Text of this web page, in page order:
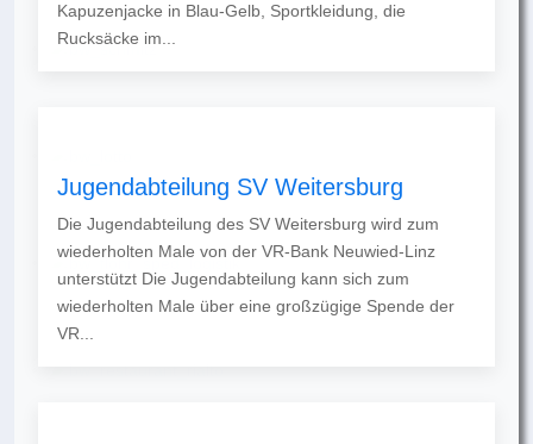
Kapuzenjacke in Blau-Gelb, Sportkleidung, die
Rucksäcke im...
Jugendabteilung SV Weitersburg
Die Jugendabteilung des SV Weitersburg wird zum
wiederholten Male von der VR-Bank Neuwied-Linz
unterstützt Die Jugendabteilung kann sich zum
wiederholten Male über eine großzügige Spende der
VR...